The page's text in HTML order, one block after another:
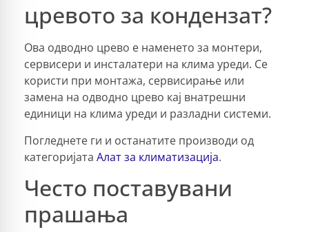
цревото за кондензат?
Ова одводно црево е наменето за монтери,
сервисери и инсталатери на клима уреди. Се
користи при монтажа, сервисирање или
замена на одводно црево кај внатрешни
единици на клима уреди и разладни системи.
Погледнете ги и останатите производи од
категоријата Алат за климатизација.
Често поставувани
прашања